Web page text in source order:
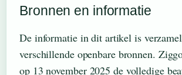
Bronnen en informatie
De informatie in dit artikel is
verschillende openbare bronnen.
op 13 november 2025 de volledige